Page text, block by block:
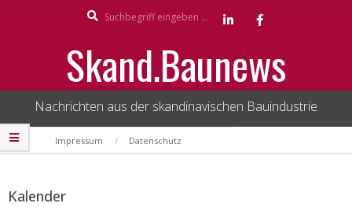
Skand.Baunews
Nachrichten aus der skandinavischen Bauindustrie
Secondary
Navigation
Impressum Datenschutz
Kalender